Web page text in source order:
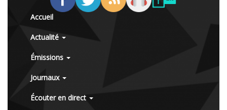
Accueil
Actualité
Émissions
Journaux
Écouter en direct